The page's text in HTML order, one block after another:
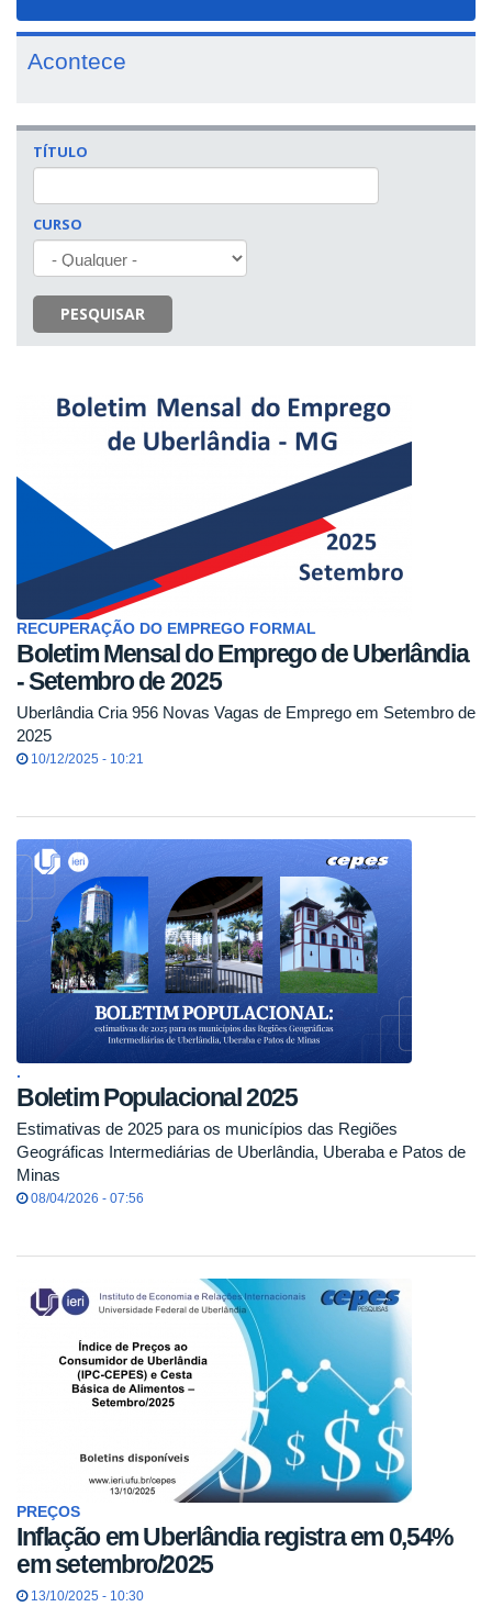
Acontece
TÍTULO
CURSO
PESQUISAR
RECUPERAÇÃO DO EMPREGO FORMAL
Boletim Mensal do Emprego de Uberlândia
- Setembro de 2025
Uberlândia Cria 956 Novas Vagas de Emprego em Setembro de
2025
10/12/2025 - 10:21
.
Boletim Populacional 2025
Estimativas de 2025 para os municípios das Regiões
Geográficas Intermediárias de Uberlândia, Uberaba e Patos de
Minas
08/04/2026 - 07:56
PREÇOS
Inflação em Uberlândia registra em 0,54%
em setembro/2025
13/10/2025 - 10:30